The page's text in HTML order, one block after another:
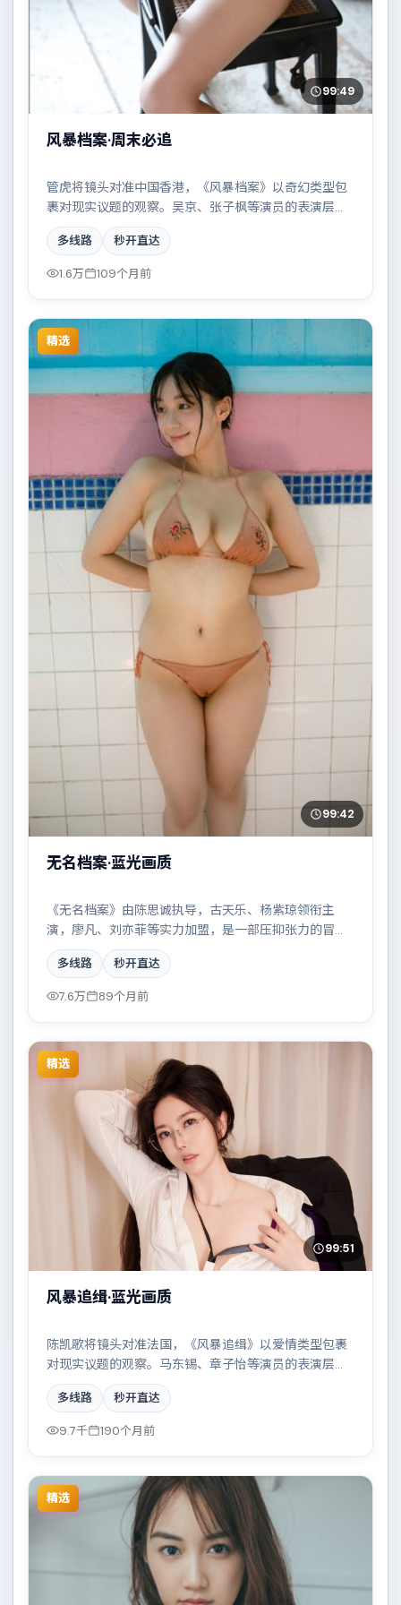
99:49
风暴档案·周末必追
管虎将镜头对准中国香港，《风暴档案》以奇幻类型包
裹对现实议题的观察。吴京、张子枫等演员的表演层次
丰富，科技伦理与情感羁绊形成强烈对撞。全片在类型
元素与人文关怀之间取得平衡。
多线路 秒开直达
1.6万 109个月前
精选
99:42
无名档案·蓝光画质
《无名档案》由陈思诚执导，古天乐、杨紫琼领衔主
演，廖凡、刘亦菲等实力加盟，是一部压抑张力的冒险
作品。故事主要发生在泰国，两条时间线交错推进，真
相直至最后一刻揭晓。影片在视听语言与叙事节奏上均
有突破，适合喜欢深度叙事的观众。
多线路 秒开直达
7.6万 89个月前
精选
99:51
风暴追缉·蓝光画质
陈凯歌将镜头对准法国，《风暴追缉》以爱情类型包裹
对现实议题的观察。马东锡、章子怡等演员的表演层次
丰富，家族恩怨与时代变迁交织成一曲悲歌。全片在类
型元素与人文关怀之间取得平衡。
多线路 秒开直达
9.7千 190个月前
精选